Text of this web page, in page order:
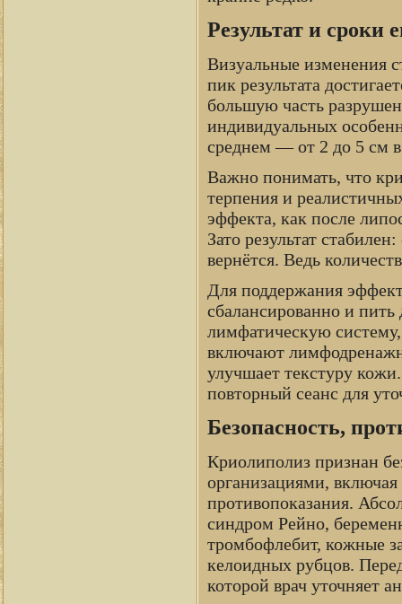
Результат и сроки
Визуальные изменения
пик результата
большую часть
индивидуальных
среднем — от 2 до 5 см
Важно понимать, что
терпения и
эффекта, как после
Зато результат
вернётся. Ведь
Для поддержания
сбалансированно и пить
лимфатическую
включают
улучшает текстуру
повторный сеанс для
Безопасность,
Криолиполиз признан
организациями,
противопоказания.
синдром Рейно,
тромбофлебит, кожные
келоидных рубцов.
которой врач уточняет